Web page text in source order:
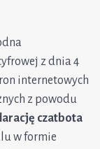
z dnia 4
internetowych
z powodu
czatbota
w formie